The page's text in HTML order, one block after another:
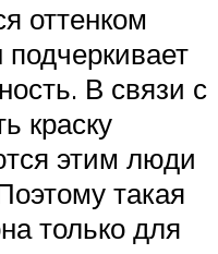
оттенком
В связи с
краску
этим люди
такая
только для